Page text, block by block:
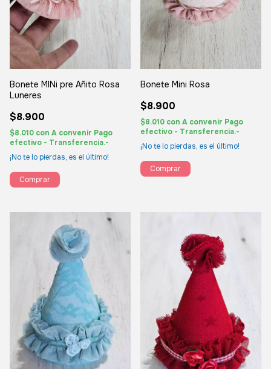
Bonete MINi pre Añito Rosa
Luneres
$8.900
$8.010 con A convenir Pago
efectivo - Transferencia.-
¡No te lo pierdas, es el último!
Comprar
Bonete Mini Rosa
$8.900
$8.010 con A convenir Pago
efectivo - Transferencia.-
¡No te lo pierdas, es el último!
Comprar